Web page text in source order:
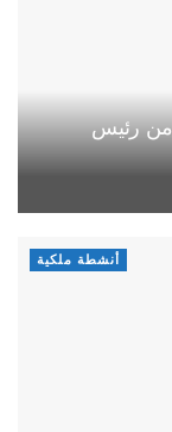
من رئيس
أنشطة ملكية